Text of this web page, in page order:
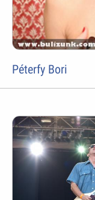
Péterfy Bori